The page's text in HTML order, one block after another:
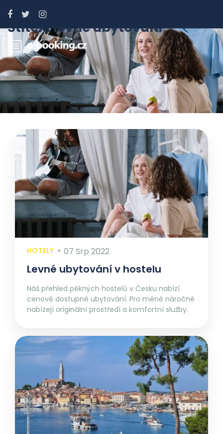
Štítek:levné ubytování
HOTELY 07 Srp 2022
Levné ubytování v hostelu
Náš přehled pěkných hostelů v Česku nabízí
cenově dostupné ubytování. Pro méně náročné
nabízejí originální prostředí a komfortní služby.